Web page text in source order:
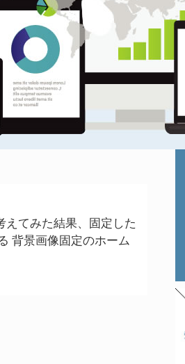
えてみた結果、固定した
背景画像固定のホーム